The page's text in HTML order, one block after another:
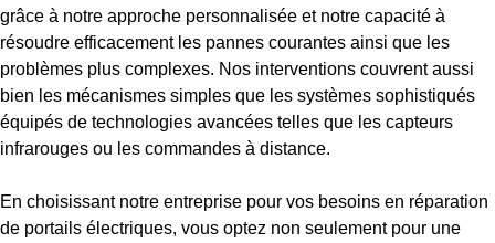
grâce à notre approche personnalisée et notre capacité à
résoudre efficacement les pannes courantes ainsi que les
problèmes plus complexes. Nos interventions couvrent aussi
bien les mécanismes simples que les systèmes sophistiqués
équipés de technologies avancées telles que les capteurs
infrarouges ou les commandes à distance.
En choisissant notre entreprise pour vos besoins en réparation
de portails électriques, vous optez non seulement pour une